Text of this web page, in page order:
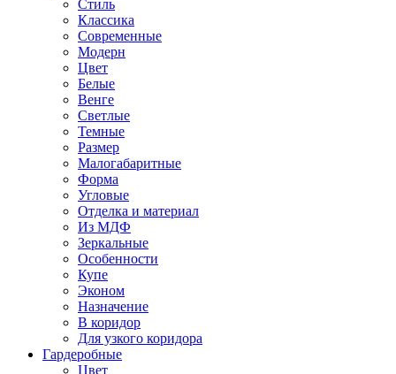
Стиль
Классика
Современные
Модерн
Цвет
Белые
Венге
Светлые
Темные
Размер
Малогабаритные
Форма
Угловые
Отделка и материал
Из МДФ
Зеркальные
Особенности
Купе
Эконом
Назначение
В коридор
Для узкого коридора
Гардеробные
Цвет